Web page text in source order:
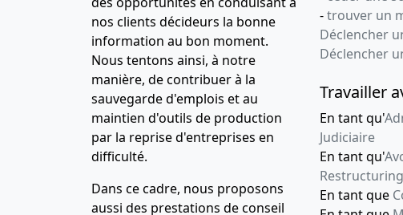
nos clients décideurs la bonne
information au bon moment.
Nous tentons ainsi, à notre
manière, de contribuer à la
sauvegarde d'emplois et au
maintien d'outils de production
par la reprise d'entreprises en
difficulté.
Dans ce cadre, nous proposons
aussi des prestations de conseil
-trouver un
Déclencher
Déclencher
Travailler
En tant qu'
Judiciaire
En tant qu'
Restructuring
En tant que